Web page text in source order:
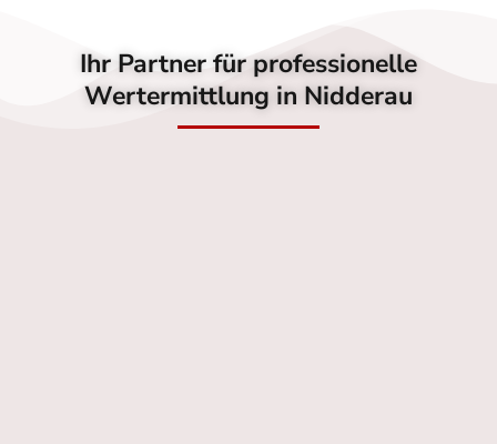
Ihr Partner für professionelle
Wertermittlung in Nidderau